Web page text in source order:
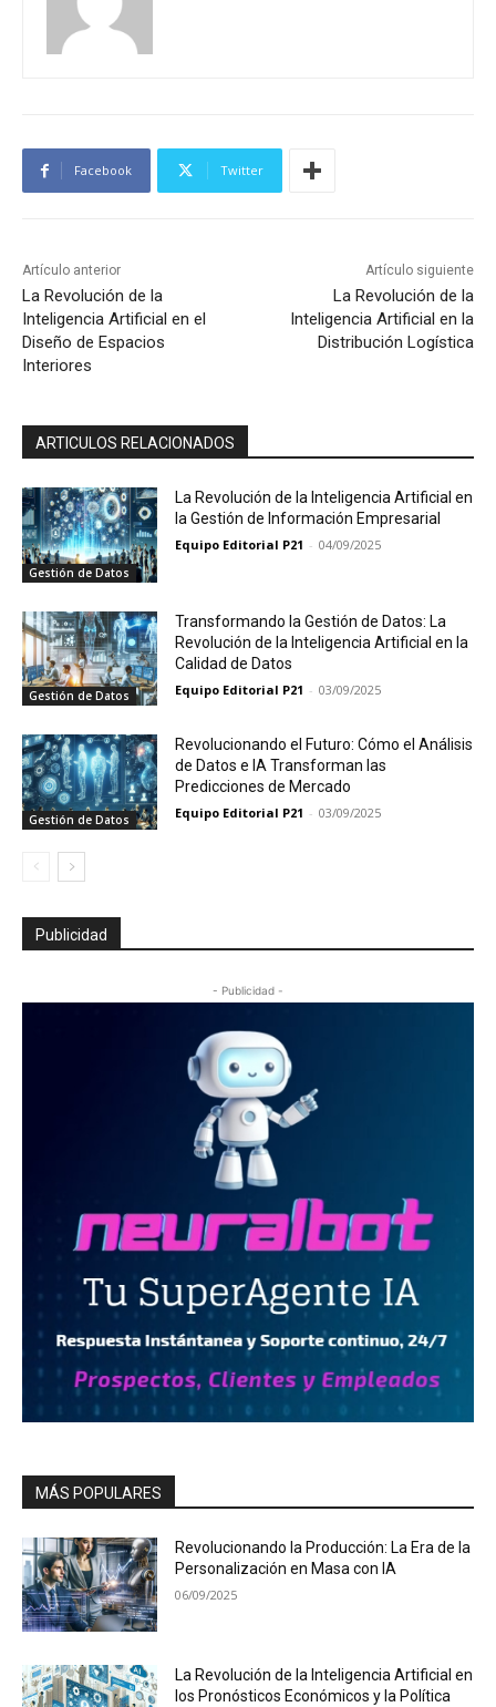
Facebook Twitter
Artículo anterior
La Revolución de la
Inteligencia Artificial en el
Diseño de Espacios
Interiores
Artículo siguiente
La Revolución de la
Inteligencia Artificial en la
Distribución Logística
ARTICULOS RELACIONADOS
Gestión de Datos
La Revolución de la Inteligencia Artificial en
la Gestión de Información Empresarial
Equipo Editorial P21 - 04/09/2025
Gestión de Datos
Transformando la Gestión de Datos: La
Revolución de la Inteligencia Artificial en la
Calidad de Datos
Equipo Editorial P21 - 03/09/2025
Gestión de Datos
Revolucionando el Futuro: Cómo el Análisis
de Datos e IA Transforman las
Predicciones de Mercado
Equipo Editorial P21 - 03/09/2025
Publicidad
- Publicidad -
MÁS POPULARES
Revolucionando la Producción: La Era de la
Personalización en Masa con IA
06/09/2025
La Revolución de la Inteligencia Artificial en
los Pronósticos Económicos y la Política